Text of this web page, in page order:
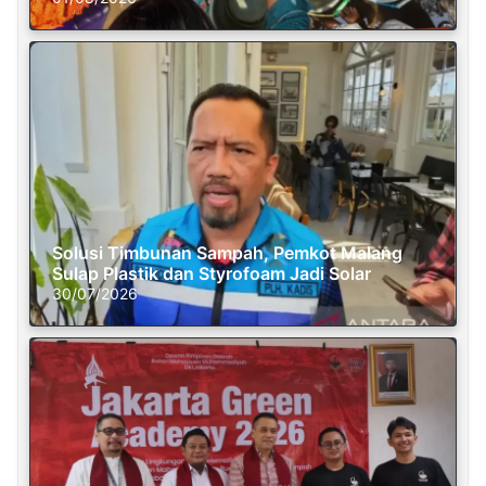
Solusi Timbunan Sampah, Pemkot Malang
Sulap Plastik dan Styrofoam Jadi Solar
30/07/2026